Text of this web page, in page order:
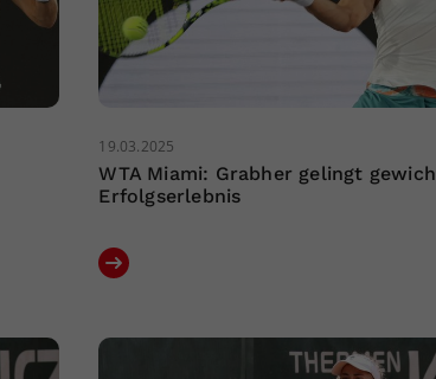
19.03.2025
WTA Miami: Grabher gelingt
Erfolgserlebnis